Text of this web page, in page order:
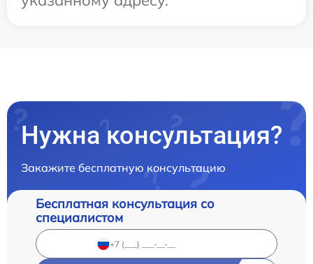
Нужна консультация?
Закажите бесплатную консультацию
Бесплатная консультация со
специалистом